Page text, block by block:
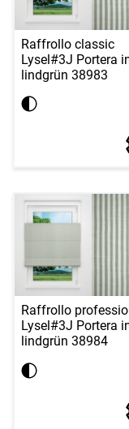
Raffrollo classic
Lysel#3J Portera
lindgrün 38983
Raffrollo
Lysel #3J Portera
lindgrün 38984